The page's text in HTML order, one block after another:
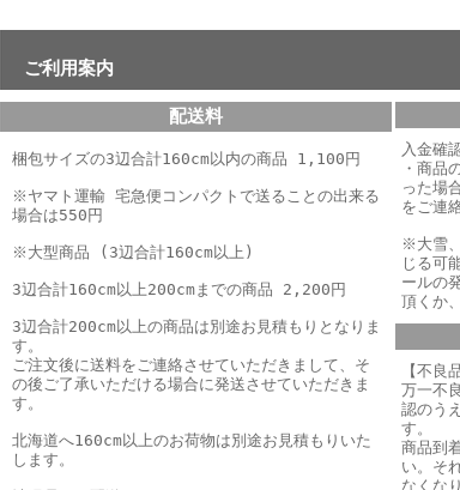
ご利用案内
配送料
梱包サイズの3辺合計160cm以内の商品 1,100円
※ヤマト運輸 宅急便コンパクトで送ることの出来る
場合は550円
※大型商品 (3辺合計160cm以上)
3辺合計160cm以上200cmまでの商品 2,200円
3辺合計200cm以上の商品は別途お見積もりとなりま
す。
ご注文後に送料をご連絡させていただきまして、そ
の後ご了承いただける場合に発送させていただきま
す。
北海道へ160cm以上のお荷物は別途お見積もりいた
します。
入金確
・商品
った場
をご連
※大雪
じる可
ールの
頂くか
【不良
万一不
認のう
す。
商品到
い。そ
なくな